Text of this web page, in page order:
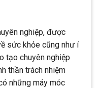
nghiệp, được
sức khỏe cũng như í
tạo chuyên nghiệp
thần trách nhiệm
những máy móc